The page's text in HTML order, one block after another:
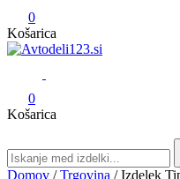
0
Košarica
Avtodeli123.si
Prodaja rezervnih avtodelov
0
Košarica
for:
Domov /Trgovina / Izdelek